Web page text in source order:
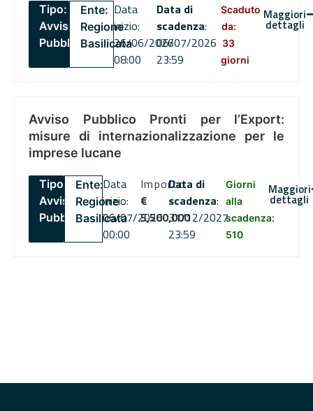
Tipo:
Avviso
Pubblico
Ente:
Regione
Basilicata
Data
inizio:
26/06/2026
08:00
Data di
scadenza:
06/07/2026
23:59
Scaduto
da:
33
giorni
Maggiori
dettagli
Avviso Pubblico Pronti per l’Export:
misure di internazionalizzazione per le
imprese lucane
Tipo:
Avviso
Pubblico
Ente:
Regione
Basilicata
Data
inizio:
06/07/2026
00:00
Importo
€
5,500,000
Data di
scadenza:
31/12/2027
23:59
Giorni
alla
scadenza:
510
Maggiori
dettagli